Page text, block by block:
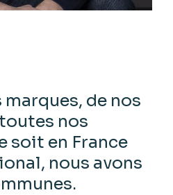
marques, de nos
nos
soit en France
nous avons